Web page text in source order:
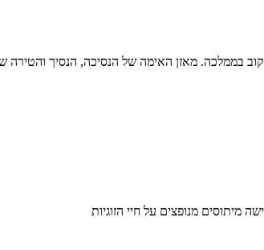
בממלכה. מאזן האימה של הנסיכה, הנסיך והטירה
מיתוסים מנופצים על חיי הזוגיות